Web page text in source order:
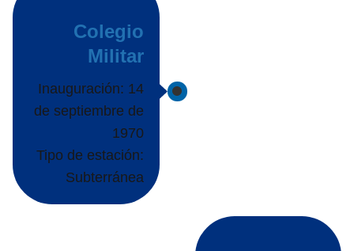
Colegio
Militar
Inauguración: 14
de septiembre de
1970
Tipo de estación:
Subterránea